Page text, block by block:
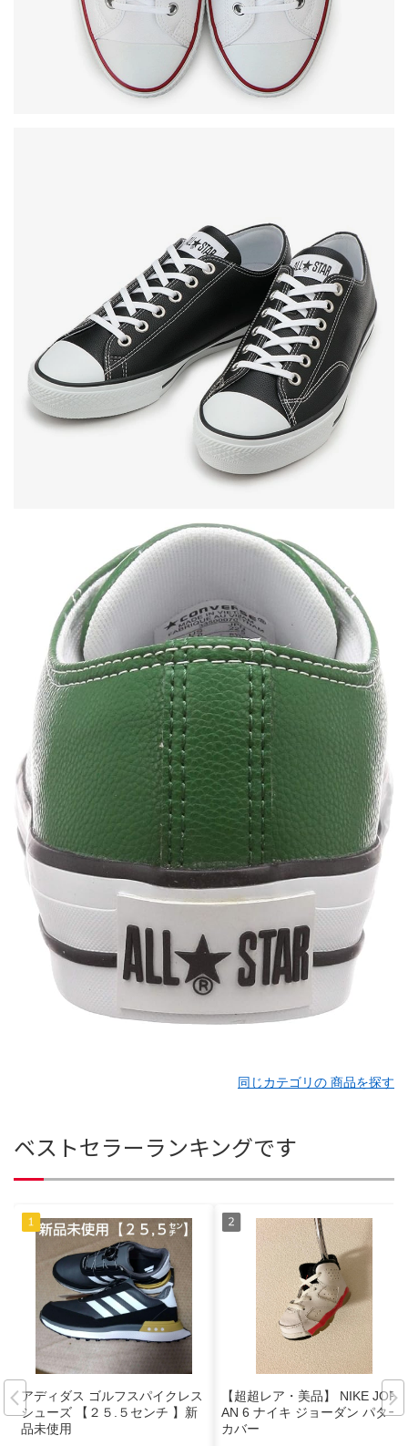
同じカテゴリの 商品を探す
ベストセラーランキングです
アディダス ゴルフスパイクレス
シューズ 【２５.５センチ 】新
品未使用
【超超レア・美品】 NIKE JORD
AN 6 ナイキ ジョーダン パター
カバー